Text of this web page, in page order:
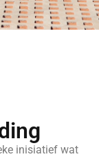
inisiatief wat